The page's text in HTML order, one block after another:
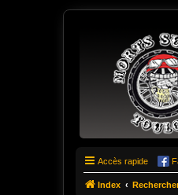
Morts
Fondé en 1979 le Morts
Accès rapide
Index